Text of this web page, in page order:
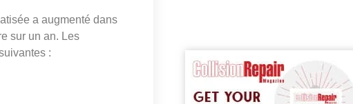
a augmenté dans
sur un an. Les
: